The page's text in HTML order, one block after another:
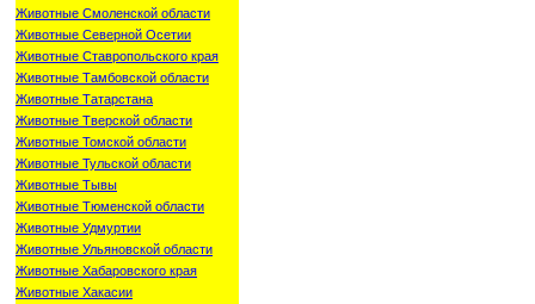
Животные Смоленской области
Животные Северной Осетии
Животные Ставропольского края
Животные Тамбовской области
Животные Татарстана
Животные Тверской области
Животные Томской области
Животные Тульской области
Животные Тывы
Животные Тюменской области
Животные Удмуртии
Животные Ульяновской области
Животные Хабаровского края
Животные Хакасии